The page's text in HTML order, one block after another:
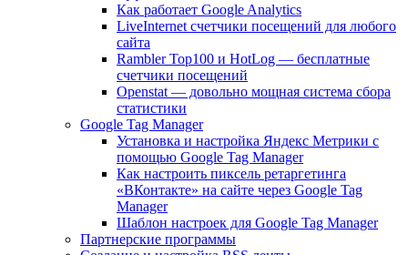
Как работает Google Analytics
LiveInternet счетчики посещений для любого
сайта
Rambler Top100 и HotLog — бесплатные
счетчики посещений
Openstat — довольно мощная система сбора
статистики
Google Tag Manager
Установка и настройка Яндекс Метрики с
помощью Google Tag Manager
Как настроить пиксель ретаргетинга
«ВКонтакте» на сайте через Google Tag
Manager
Шаблон настроек для Google Tag Manager
Партнерские программы